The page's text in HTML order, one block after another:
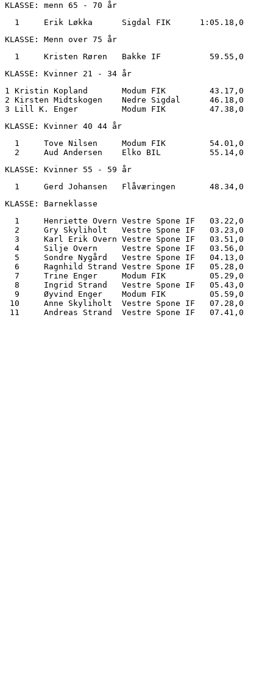
KLASSE: menn 65 - 70 år
KLASSE: Menn over 75 år
KLASSE: Kvinner 21 - 34 år
1 Kristin Kopland	Modum FIK	  43.17,0
2 Kirsten Midtskogen	Nedre Sigdal	  46.18,0
KLASSE: Kvinner 40 44 år
  1	Tove Nilsen	Modum FIK	  54.01,0
KLASSE: Kvinner 55 - 59 år
  1	Gerd Johansen	Flåværingen	  48.34,0
KLASSE: Barneklasse
  1	Henriette Overn	Vestre Spone IF	  03.22,0
  2	Gry Skyliholt	Vestre Spone IF	  03.23,0
  3	Karl Erik Overn	Vestre Spone IF	  03.51,0
  4	Silje Overn	Vestre Spone IF	  03.56,0
  5	Sondre Nygård	Vestre Spone IF	  04.13,0
  6	Ragnhild Strand	Vestre Spone IF	  05.28,0
  7	Trine Enger	Modum FIK	  05.29,0
  8	Ingrid Strand	Vestre Spone IF	  05.43,0
  9	Øyvind Enger	Modum FIK	  05.59,0
10	Anne Skyliholt	Vestre Spone IF	  07.28,0